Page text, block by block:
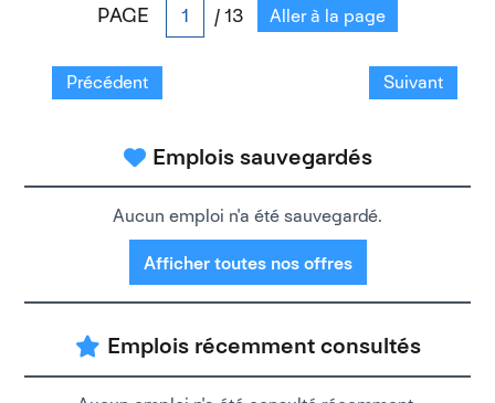
PAGE / 13 Aller à la page
Précédent Suivant
Emplois sauvegardés
Aucun emploi n'a été sauvegardé.
Afficher toutes nos offres
Emplois récemment consultés